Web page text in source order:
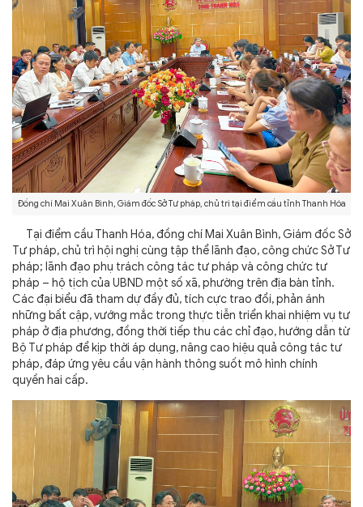
Đồng chí Mai Xuân Bình, Giám đốc Sở Tư pháp, chủ trì tại điểm cầu tỉnh Thanh Hóa
Tại điểm cầu Thanh Hóa, đồng chí Mai Xuân Bình, Giám đốc Sở
Tư pháp, chủ trì hội nghị cùng tập thể lãnh đạo, công chức Sở Tư
pháp; lãnh đạo phụ trách công tác tư pháp và công chức tư
pháp – hộ tịch của UBND một số xã, phường trên địa bàn tỉnh.
Các đại biểu đã tham dự đầy đủ, tích cực trao đổi, phản ánh
những bất cập, vướng mắc trong thực tiễn triển khai nhiệm vụ tư
pháp ở địa phương, đồng thời tiếp thu các chỉ đạo, hướng dẫn từ
Bộ Tư pháp để kịp thời áp dụng, nâng cao hiệu quả công tác tư
pháp, đáp ứng yêu cầu vận hành thông suốt mô hình chính
quyền hai cấp.